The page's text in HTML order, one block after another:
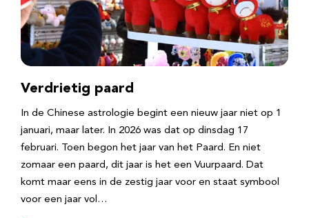
Verdrietig paard
In de Chinese astrologie begint een nieuw jaar niet op 1
januari, maar later. In 2026 was dat op dinsdag 17
februari. Toen begon het jaar van het Paard. En niet
zomaar een paard, dit jaar is het een Vuurpaard. Dat
komt maar eens in de zestig jaar voor en staat symbool
voor een jaar vol…